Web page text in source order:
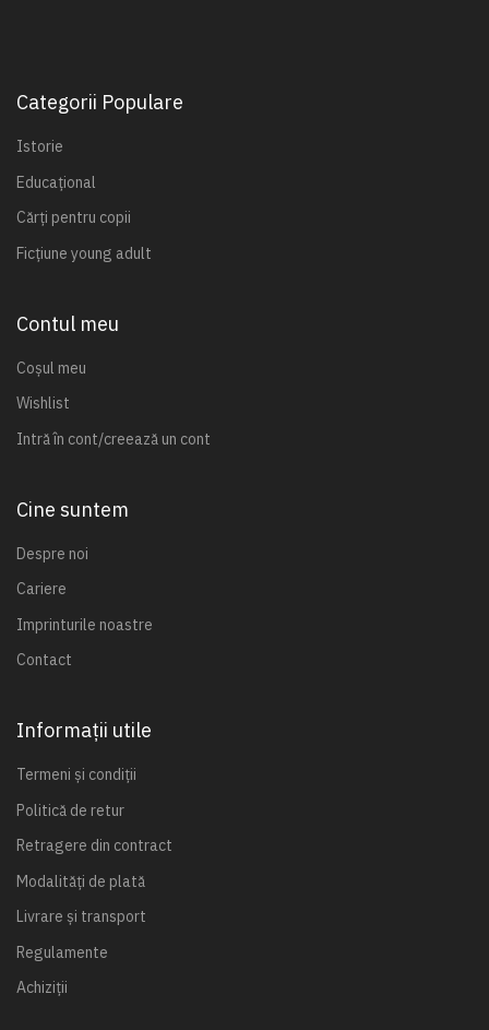
Categorii Populare
Istorie
Educațional
Cărți pentru copii
Ficțiune young adult
Contul meu
Coșul meu
Wishlist
Intră în cont/creează un cont
Cine suntem
Despre noi
Cariere
Imprinturile noastre
Contact
Informații utile
Termeni și condiții
Politică de retur
Retragere din contract
Modalități de plată
Livrare și transport
Regulamente
Achiziții